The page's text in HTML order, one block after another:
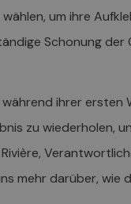
um ihre
Schonung der
ihrer ersten
zu wiederholen,
mehr darüber, wie